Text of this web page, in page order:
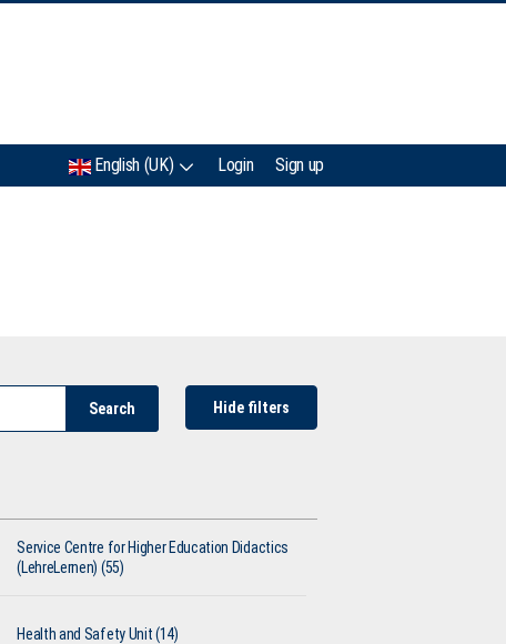
English (UK) Login Sign up
Search Hide filters
Service Centre for Higher Education Didactics
(LehreLernen) (55)
Health and Safety Unit (14)